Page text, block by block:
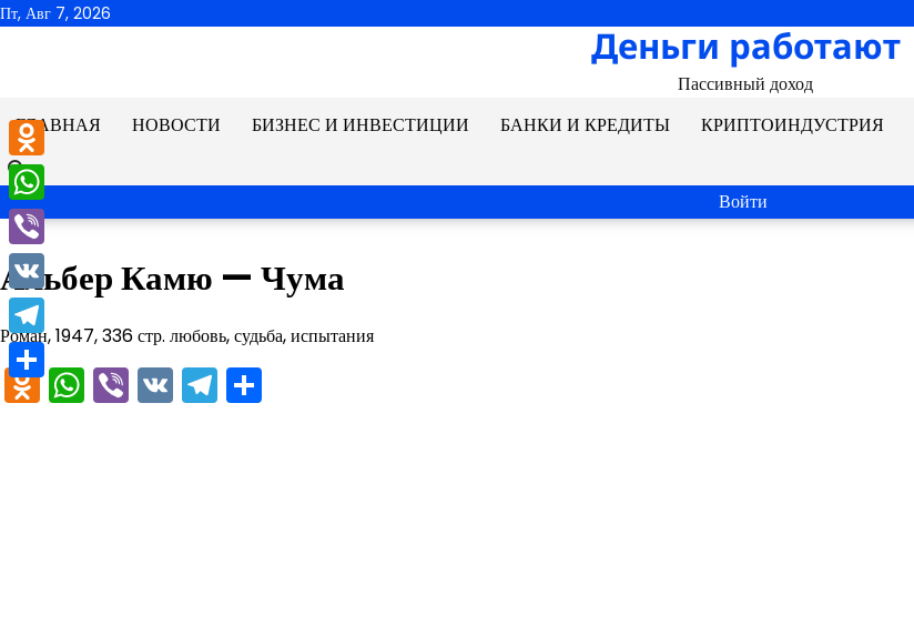
Перейти
Пт, Авг 7, 2026
Деньги работают
Пассивный доход
ГЛАВНАЯ
НОВОСТИ БИЗНЕС И ИНВЕСТИЦИИ БАНКИ И КРЕДИТЫ КРИПТОИНДУСТРИЯ
Войти
Альбер Камю — Чума
Роман, 1947, 336 стр. любовь, судьба, испытания
Odnoklassniki
WhatsApp
Viber
VKTelegram
Odnoklassniki
WhatsApp
Viber
VK
Telegram
Отправить